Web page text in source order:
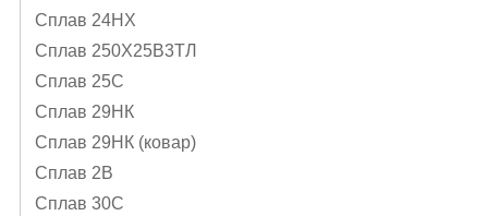
Сплав 24НХ
Сплав 250Х25В3ТЛ
Сплав 25С
Сплав 29НК
Сплав 29НК (ковар)
Сплав 2В
Сплав 30С